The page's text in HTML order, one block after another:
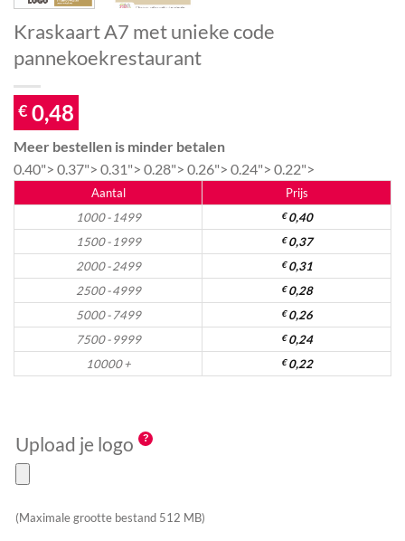
Kraskaart A7 met unieke code
pannekoekrestaurant
€ 0,48
Meer bestellen is minder betalen
0.40"> 0.37"> 0.31"> 0.28"> 0.26"> 0.24"> 0.22">
Aantal
Prijs
1000 - 1499
€0,40
1500 - 1999
€0,37
2000 - 2499
€0,31
2500 - 4999
€0,28
5000 - 7499
€0,26
7500 - 9999
€0,24
10000 +
€0,22
Upload je logo
(Maximale grootte bestand 512 MB)